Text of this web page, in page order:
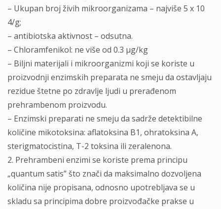
– Ukupan broj živih mikroorganizama – najviše 5 x 10
4/g;
– antibiotska aktivnost – odsutna.
– Chloramfenikol: ne više od 0.3 μg/kg
– Bilјni materijali i mikroorganizmi koji se koriste u
proizvodnji enzimskih preparata ne smeju da ostavlјaju
rezidue štetne po zdravlјe lјudi u prerađenom
prehrambenom proizvodu.
– Enzimski preparati ne smeju da sadrže detektibilne
količine mikotoksina: aflatoksina B1, ohratoksina A,
sterigmatocistina, T-2 toksina ili zeralenona.
2. Prehrambeni enzimi se koriste prema principu
„quantum satis” što znači da maksimalno dozvolјena
količina nije propisana, odnosno upotreblјava se u
skladu sa principima dobre proizvođačke prakse u